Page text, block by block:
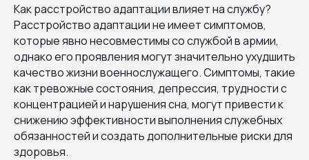
Как расстройство адаптации влияет на службу?
Расстройство адаптации не имеет симптомов,
которые явно несовместимы со службой в армии,
однако его проявления могут значительно ухудшить
качество жизни военнослужащего. Симптомы, такие
как тревожные состояния, депрессия, трудности с
концентрацией и нарушения сна, могут привести к
снижению эффективности выполнения служебных
обязанностей и создать дополнительные риски для
здоровья.